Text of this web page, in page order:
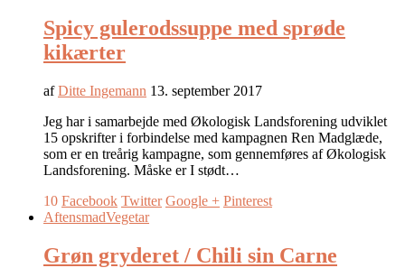
Spicy gulerodssuppe med sprøde
kikærter
afDitte Ingemann 13. september 2017
Jeg har i samarbejde med Økologisk Landsforening udviklet
15 opskrifter i forbindelse med kampagnen Ren Madglæde,
som er en treårig kampagne, som gennemføres af Økologisk
Landsforening. Måske er I stødt…
10 Facebook Twitter Google + Pinterest
AftensmadVegetar
Grøn gryderet / Chili sin Carne